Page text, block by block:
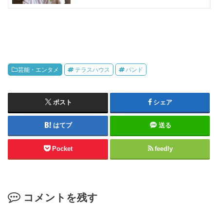
芸能・エンタメ テラスハウス バンド
ポスト シェア
はてブ 送る
Pocket feedly
コメントを残す